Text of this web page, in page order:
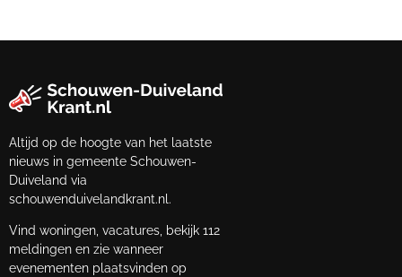
Altijd op de hoogte van het laatste
nieuws in gemeente Schouwen-
Duiveland via
schouwenduivelandkrant.nl.
Vind woningen, vacatures, bekijk 112
meldingen en zie wanneer
evenementen plaatsvinden op